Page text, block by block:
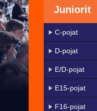
Juniorit
C-pojat
D-pojat
E/D-pojat
E15-pojat
F16-pojat